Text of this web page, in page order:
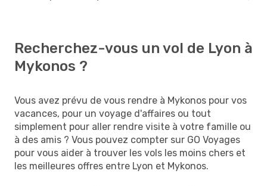
Recherchez-vous un vol de Lyon à
Mykonos ?
Vous avez prévu de vous rendre à Mykonos pour vos
vacances, pour un voyage d'affaires ou tout
simplement pour aller rendre visite à votre famille ou
à des amis ? Vous pouvez compter sur GO Voyages
pour vous aider à trouver les vols les moins chers et
les meilleures offres entre Lyon et Mykonos.